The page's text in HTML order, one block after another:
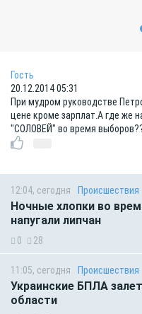
Гость
20.12.2014 05:31
При мудром руководстве
цене кроме зарплат.А где же
"СОЛОВЕЙ" во время
12:04, сегодня Происшествия
Ночные хлопки во
напугали липчан
0 28
11:05, сегодня Происшествия
Украинские БПЛА
области